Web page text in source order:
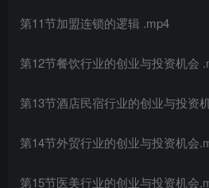
第11节加盟连锁的逻辑 .mp4
第12节餐饮行业的创业与投资机会
第13节酒店民宿行业的创业与投资
第14节外贸行业的创业与投资机会
第15节医美行业的创业与投资机会